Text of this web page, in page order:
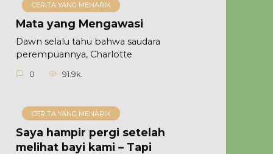
CERITA YANG MENARIK
Mata yang Mengawasi
Dawn selalu tahu bahwa saudara
perempuannya, Charlotte
0 91.9k.
CERITA YANG MENARIK
Saya hampir pergi setelah
melihat bayi kami – Tapi